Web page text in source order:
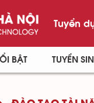
Tuyển
BẬT TUYỂN